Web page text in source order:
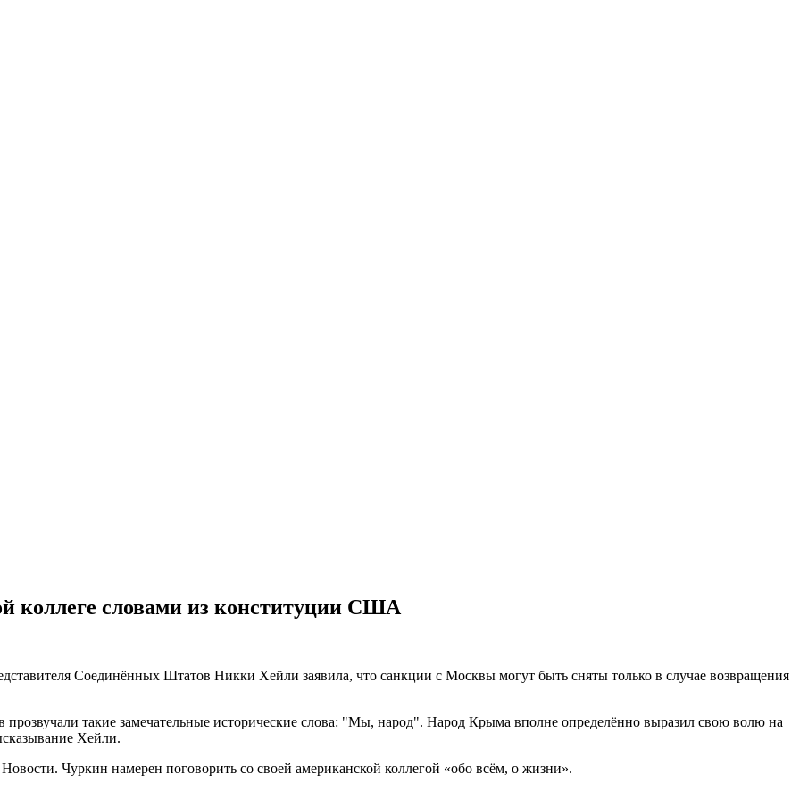
коллеге словами из конституции США
Соединённых Штатов Никки Хейли заявила, что санкции с Москвы могут быть сняты только в случае возвращения
такие замечательные исторические слова: "Мы, народ". Народ Крыма вполне определённо выразил свою волю на
Хейли.
Чуркин намерен поговорить со своей американской коллегой «обо всём, о жизни».